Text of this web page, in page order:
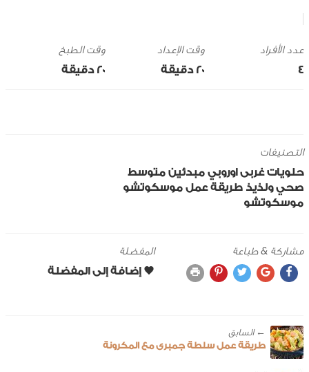
4
وقت الإعداد
20 ‎دقيقة
وقت الطبخ
20 ‎دقيقة
التصنيفات
حلويات غربى اوروبي مبدئين متوسط
صحي ولذيذ طريقة عمل موسكوتشو
موسكوتشو
مشاركة & طباعة المفضلة
← ‎السابق
طريقة عمل سلطة جمبرى مع المكرونة